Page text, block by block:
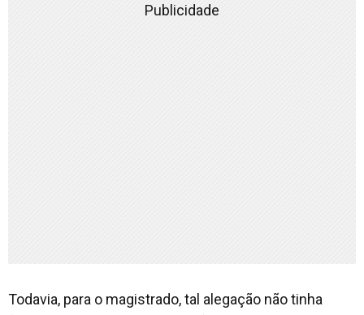
Publicidade
Todavia, para o magistrado, tal alegação não tinha